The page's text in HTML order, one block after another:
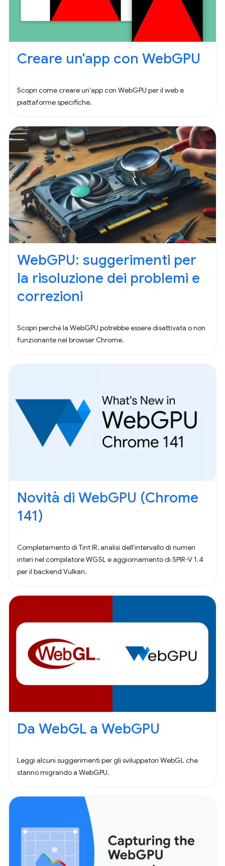
Creare un'app con WebGPU
Scopri come creare un'app con WebGPU per il web e
piattaforme specifiche.
WebGPU: suggerimenti per
la risoluzione dei problemi e
correzioni
Scopri perché la WebGPU potrebbe essere disattivata o non
funzionante nel browser Chrome.
Novità di WebGPU (Chrome
141)
Completamento di Tint IR, analisi dell'intervallo di numeri
interi nel compilatore WGSL e aggiornamento di SPIR-V 1.4
per il backend Vulkan.
Da WebGL a WebGPU
Leggi alcuni suggerimenti per gli sviluppatori WebGL che
stanno migrando a WebGPU.